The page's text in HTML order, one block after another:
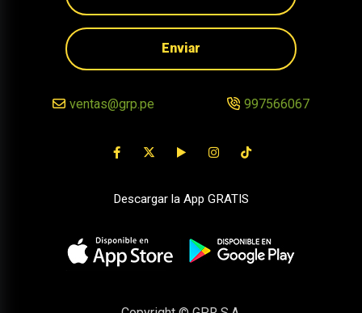
Enviar
ventas@grp.pe 997566067
Descargar la App GRATIS